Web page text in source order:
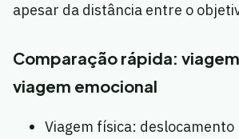
apesar da distância entre o
Comparação rápida:
viagem emocional
Viagem física: deslocamento